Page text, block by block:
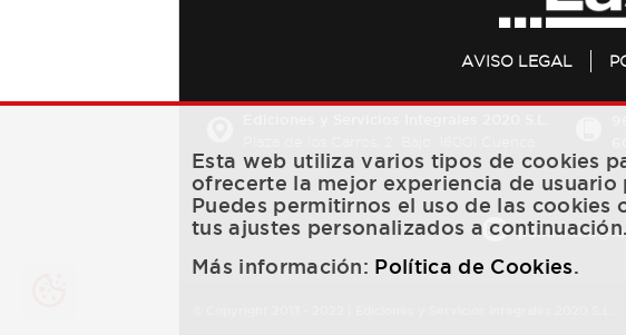
AVISO LEGAL
Esta web utiliza varios tipos de cookies
ofrecerte la mejor experiencia de usuario
Puedes permitirnos el uso de las cookies
tus ajustes personalizados a continuación.
Más información: Política de Cookies.